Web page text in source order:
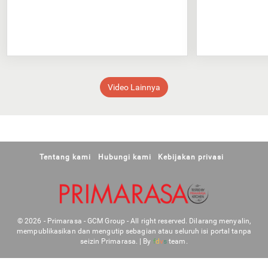
Video Lainnya
Tentang kami Hubungi kami Kebijakan privasi
© 2026 - Primarasa - GCM Group - All right reserved. Dilarang menyalin,
mempublikasikan dan mengutip sebagian atau seluruh isi portal tanpa
seizin Primarasa. | By fdvs team.